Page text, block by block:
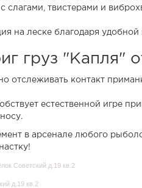
слагами, твистерами и
на леске благодаря удобной
груз "Капля"
отслеживать контакт
естественной игре
в арсенале любого
Советский д.19 кв.2
д.19 кв.2